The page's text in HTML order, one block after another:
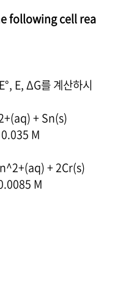
following cell rea
E, ΔG를 계산하시
+ Sn(s)
M
+ 2Cr(s)
M